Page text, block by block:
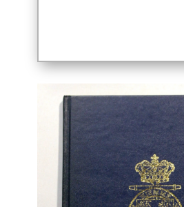
Drikkevare / Øl / Vin
Engelsk
Erhverv
Europa
Fantasy / Sciencefiction